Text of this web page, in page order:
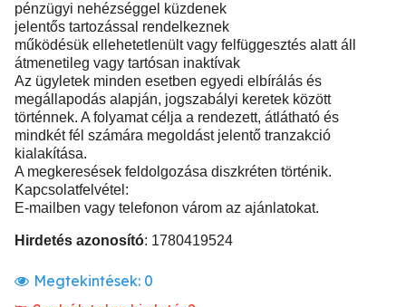
pénzügyi nehézséggel küzdenek
jelentős tartozással rendelkeznek
működésük ellehetetlenült vagy felfüggesztés alatt áll
átmenetileg vagy tartósan inaktívak
Az ügyletek minden esetben egyedi elbírálás és
megállapodás alapján, jogszabályi keretek között
történnek. A folyamat célja a rendezett, átlátható és
mindkét fél számára megoldást jelentő tranzakció
kialakítása.
A megkeresések feldolgozása diszkréten történik.
Kapcsolatfelvétel:
E-mailben vagy telefonon várom az ajánlatokat.
Hirdetés azonosító: 1780419524
Megtekintések: 0